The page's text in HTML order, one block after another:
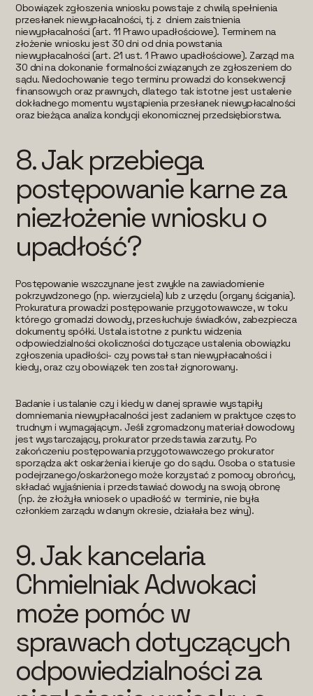
Obowiązek zgłoszenia wniosku powstaje z chwilą spełnienia
przesłanek niewypłacalności, tj. z dniem zaistnienia
niewypłacalności (art. 11 Prawo upadłościowe). Terminem na
złożenie wniosku jest 30 dni od dnia powstania
niewypłacalności (art. 21 ust. 1 Prawo upadłościowe). Zarząd ma
30 dni na dokonanie formalności związanych ze zgłoszeniem do
sądu. Niedochowanie tego terminu prowadzi do konsekwencji
finansowych oraz prawnych, dlatego tak istotne jest ustalenie
dokładnego momentu wystąpienia przesłanek niewypłacalności
oraz bieżąca analiza kondycji ekonomicznej przedsiębiorstwa.
8.Jak przebiega
postępowanie karne za
niezłożenie wniosku o
upadłość?
Postępowanie wszczynane jest zwykle na zawiadomienie
pokrzywdzonego (np. wierzyciela) lub z urzędu (organy ścigania).
Prokuratura prowadzi postępowanie przygotowawcze, w toku
którego gromadzi dowody, przesłuchuje świadków, zabezpiecza
dokumenty spółki. Ustala istotne z punktu widzenia
odpowiedzialności okoliczności dotyczące ustalenia obowiązku
zgłoszenia upadłości- czy powstał stan niewypłacalności i
kiedy, oraz czy obowiązek ten został zignorowany.
Badanie i ustalanie czy i kiedy w danej sprawie wystąpiły
domniemania niewypłacalności jest zadaniem w praktyce często
trudnym i wymagającym. Jeśli zgromadzony materiał dowodowy
jest wystarczający, prokurator przedstawia zarzuty. Po
zakończeniu postępowania przygotowawczego prokurator
sporządza akt oskarżenia i kieruje go do sądu. Osoba o statusie
podejrzanego/oskarżonego może korzystać z pomocy obrońcy,
składać wyjaśnienia i przedstawiać dowody na swoją obronę
(np. że złożyła wniosek o upadłość w terminie, nie była
członkiem zarządu w danym okresie, działała bez winy).
9.Jak kancelaria
Chmielniak Adwokaci
może pomóc w
sprawach dotyczących
odpowiedzialności za